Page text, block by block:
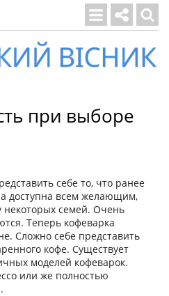
при выборе
себе то, что ранее
доступна всем желающим,
некоторых семей. Очень
Теперь кофеварка
Сложно себе представить
кофе. Существует
моделей кофеварок.
или же полностью